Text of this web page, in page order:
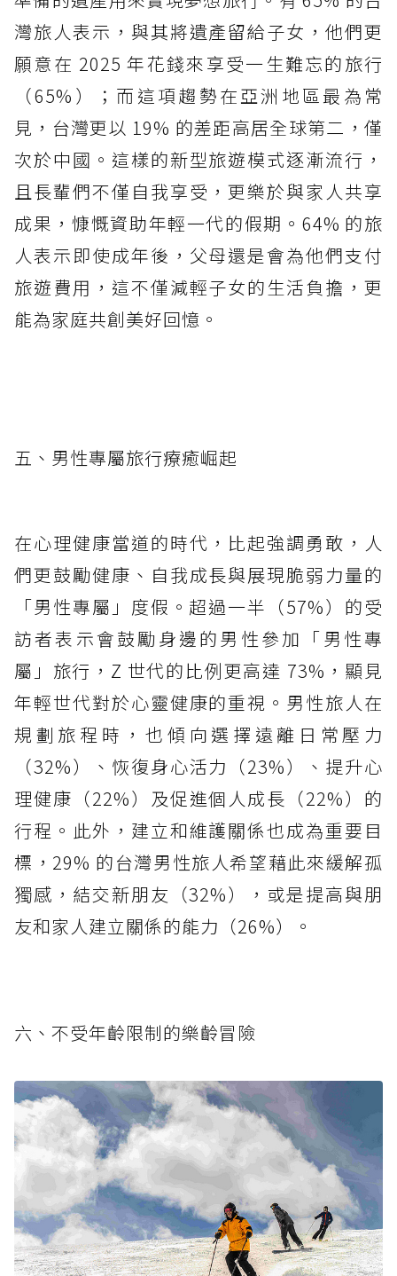
灣旅人表示，與其將遺產留給子女，他們更
願意在 2025 年花錢來享受一生難忘的旅行
（65%）；而這項趨勢在亞洲地區最為常
見，台灣更以 19% 的差距高居全球第二，僅
次於中國。這樣的新型旅遊模式逐漸流行，
且長輩們不僅自我享受，更樂於與家人共享
成果，慷慨資助年輕一代的假期。64% 的旅
人表示即使成年後，父母還是會為他們支付
旅遊費用，這不僅減輕子女的生活負擔，更
能為家庭共創美好回憶。
五、男性專屬旅行療癒崛起
在心理健康當道的時代，比起強調勇敢，人
們更鼓勵健康、自我成長與展現脆弱力量的
「男性專屬」度假。超過一半（57%）的受
訪者表示會鼓勵身邊的男性參加「男性專
屬」旅行，Z 世代的比例更高達 73%，顯見
年輕世代對於心靈健康的重視。男性旅人在
規劃旅程時，也傾向選擇遠離日常壓力
（32%）、恢復身心活力（23%）、提升心
理健康（22%）及促進個人成長（22%）的
行程。此外，建立和維護關係也成為重要目
標，29% 的台灣男性旅人希望藉此來緩解孤
獨感，結交新朋友（32%），或是提高與朋
友和家人建立關係的能力（26%）。
六、不受年齡限制的樂齡冒險